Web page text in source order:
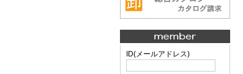
ID(メールアドレス)